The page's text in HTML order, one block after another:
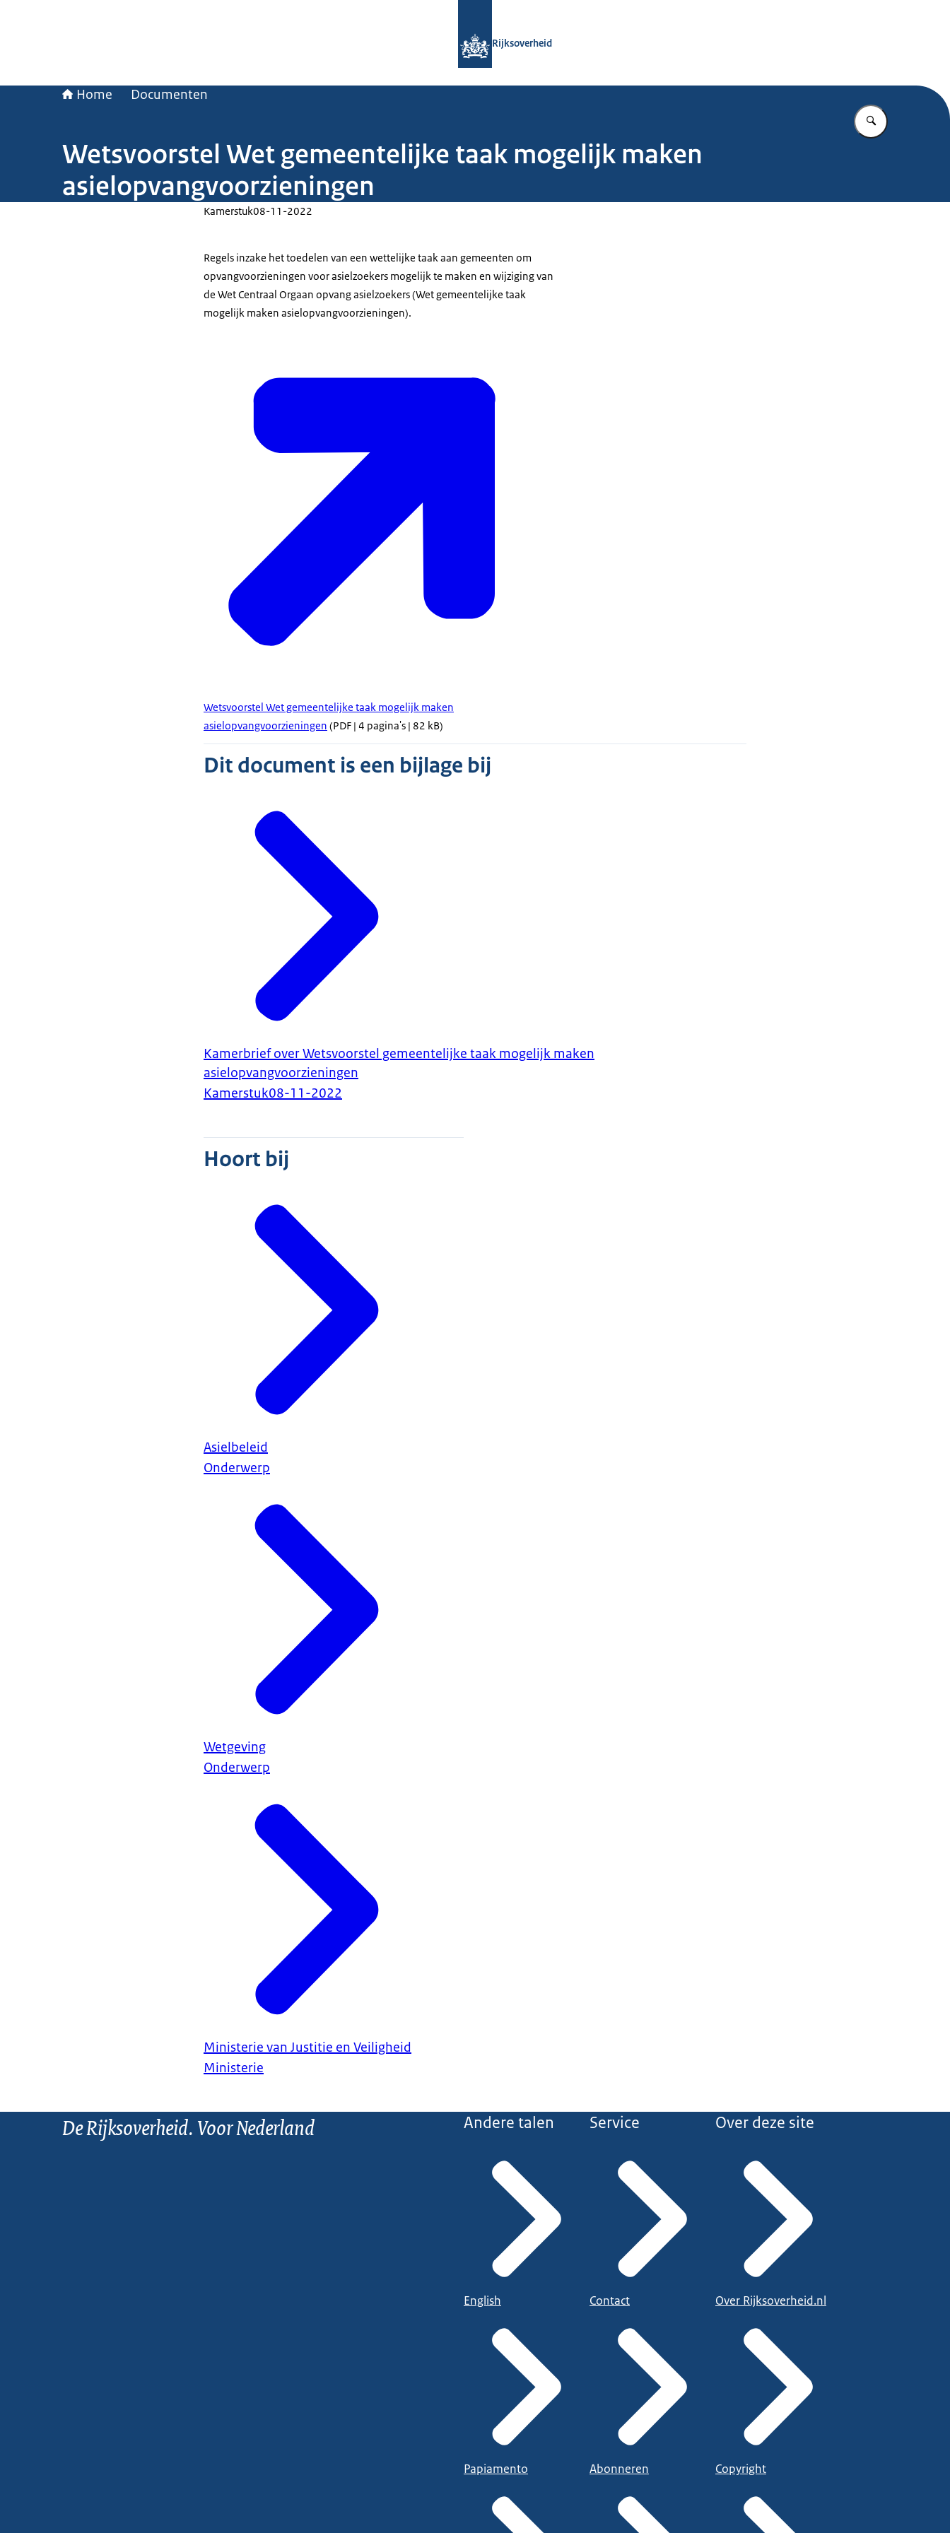
Rijksoverheid
Home Documenten
Vul in wat u
Wetsvoorstel Wet gemeentelijke taak mogelijk maken
asielopvangvoorzieningen
Kamerstuk08-11-2022
Regels inzake het toedelen van een wettelijke taak aan gemeenten om
opvangvoorzieningen voor asielzoekers mogelijk te maken en wijziging van
de Wet Centraal Orgaan opvang asielzoekers (Wet gemeentelijke taak
mogelijk maken asielopvangvoorzieningen).
Wetsvoorstel Wet gemeentelijke taak mogelijk maken
asielopvangvoorzieningen (PDF | 4 pagina's | 82 kB)
Dit document is een bijlage bij
Kamerbrief over Wetsvoorstel gemeentelijke taak mogelijk maken
asielopvangvoorzieningen
Kamerstuk08-11-2022
Hoort bij
Asielbeleid
Onderwerp
Wetgeving
Onderwerp
Ministerie van Justitie en Veiligheid
Ministerie
De Rijksoverheid. Voor Nederland Andere talen
English
Papiamento
Service
Contact
Abonneren
Over deze site
Over Rijksoverheid.nl
Copyright